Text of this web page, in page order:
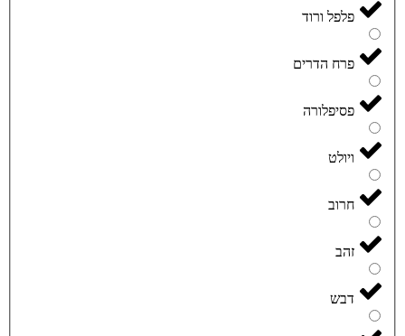
פלפל ורוד
פרח הדרים
פסיפלורה
ויולט
חרוב
זהב
דבש